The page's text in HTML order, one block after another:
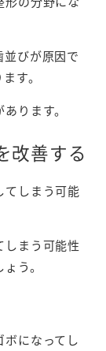
びが原因で
す。
ります。
改善する
てしまう可能
しまう可能性
う。
になってし